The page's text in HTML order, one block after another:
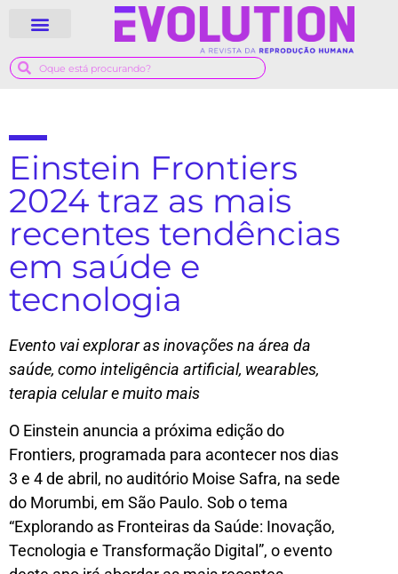
Einstein Frontiers
2024 traz as mais
recentes tendências
em saúde e
tecnologia
Evento vai explorar as inovações na área da
saúde, como inteligência artificial, wearables,
terapia celular e muito mais
O Einstein anuncia a próxima edição do
Frontiers, programada para acontecer nos dias
3 e 4 de abril, no auditório Moise Safra, na sede
do Morumbi, em São Paulo. Sob o tema
“Explorando as Fronteiras da Saúde: Inovação,
Tecnologia e Transformação Digital”, o evento